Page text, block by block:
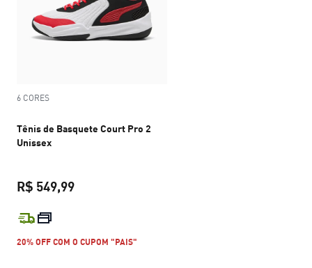
6 CORES
Tênis de Basquete Court Pro 2
Unissex
R$ 549,99
20% OFF COM O CUPOM "PAIS"